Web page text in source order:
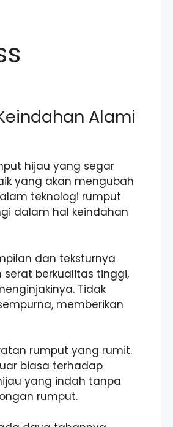
Alami
hijau yang segar
yang akan mengubah
teknologi rumput
dalam hal keindahan
dan teksturnya
berkualitas tinggi,
Tidak
memberikan
rumput yang rumit.
biasa terhadap
yang indah tanpa
rumput.